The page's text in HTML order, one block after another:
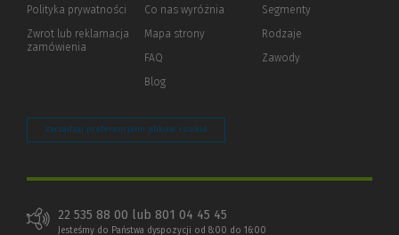
Polityka prywatności (Nowe
(Link
innej
Zwrot lub reklamacja
zamówienia
Co nas wyróżnia
Mapa strony
FAQ
Blog
Segmenty
Rodzaje
Zawody
Zarządzaj preferencjami plików cookie
22 535 88 00 lub 801 04 45 45
Jesteśmy do Państwa dyspozycji od 8:00 do 16:00